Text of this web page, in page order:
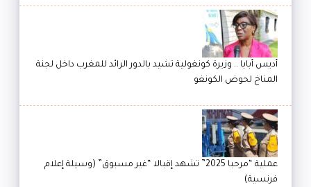
أديس أبابا .. وزيرة كونغولية تشيد بالدور الرائد للمغرب داخل لجنة
المناخ لحوض الكونغو
عملية “مرحبا 2025” تشهد إقبالا “غير مسبوق” (وسيلة إعلام
فرنسية)